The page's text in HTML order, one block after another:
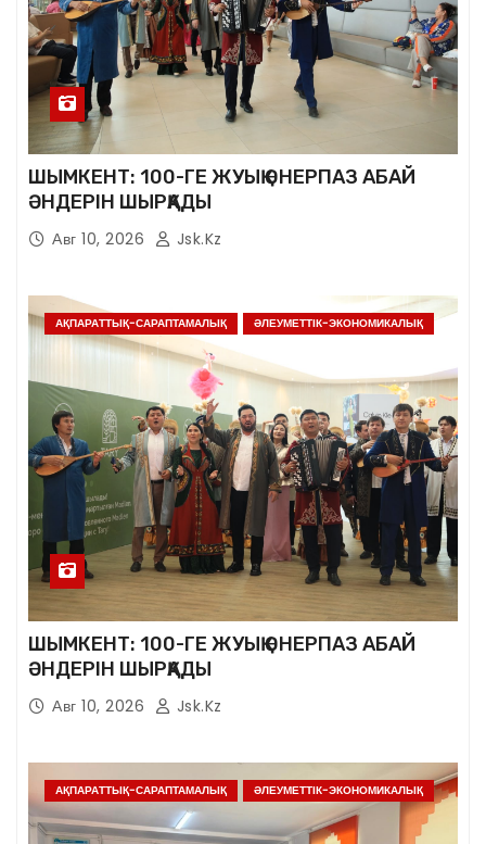
ШЫМКЕНТ: 100-ГЕ ЖУЫҚ ӨНЕРПАЗ АБАЙ
ӘНДЕРІН ШЫРҚАДЫ
Авг 10, 2026 Jsk.kz
АҚПАРАТТЫҚ-САРАПТАМАЛЫҚ ӘЛЕУМЕТТІК-ЭКОНОМИКАЛЫҚ
ШЫМКЕНТ: 100-ГЕ ЖУЫҚ ӨНЕРПАЗ АБАЙ
ӘНДЕРІН ШЫРҚАДЫ
Авг 10, 2026 Jsk.kz
АҚПАРАТТЫҚ-САРАПТАМАЛЫҚ ӘЛЕУМЕТТІК-ЭКОНОМИКАЛЫҚ